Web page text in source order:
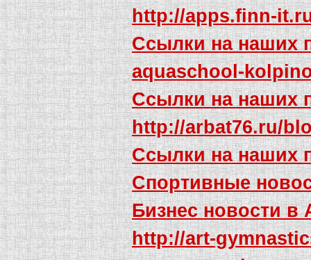
http://apps.finn-
Ссылки на наших
aquaschool-
Ссылки на наших
http://arbat76.ru/
Ссылки на наших
Спортивные
Бизнес новости в
http://art-